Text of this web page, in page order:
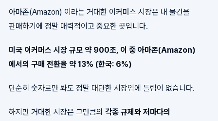
아마존(Amazon) 이라는 거대한 이커머스 시장은 내 물건을
판매하기에 정말 매력적이고 중요한 곳입니다.
미국 이커머스 시장 규모 약 900조, 이 중 아마존(Amazon)
에서의 구매 전환율 약 13% (한국: 6%)
단순히 숫자로만 봐도 정말 대단한 시장임에 틀림이 없습니다.
하지만 거대한 시장은 그만큼의 각종 규제와 저마다의